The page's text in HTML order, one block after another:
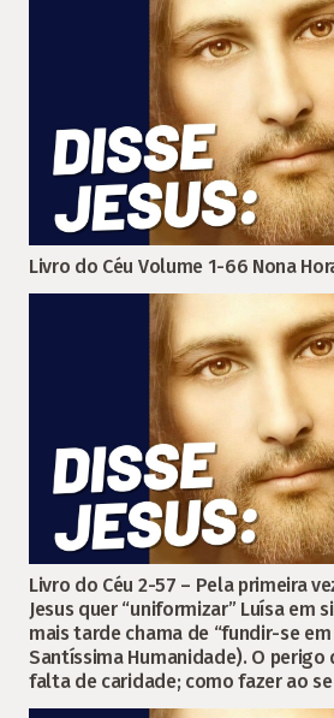
Livro do Céu Volume 1-66 Nona
Livro do Céu 2-57 – Pela primeira
Jesus quer “uniformizar” Luísa em
mais tarde chama de “fundir-se em
Santíssima Humanidade). O perigo
falta de caridade; como fazer ao se